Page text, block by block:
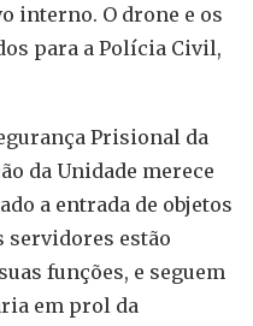
interno. O drone e os
para a Polícia Civil,
Prisional da
da Unidade merece
a entrada de objetos
servidores estão
funções, e seguem
em prol da